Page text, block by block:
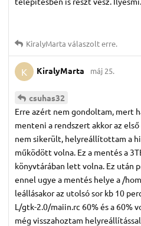
KiralyMarta válaszolt erre.
K KiralyMarta máj 25.
csuhas32
Erre azért nem gondoltam, mert
menteni a rendszert akkor az
nem sikerült, helyreállítottam a
működött volna. Ez a mentés a
könyvtárában lett volna. Ez után
ennel ugye a mentés helye a /
leállásakor az utolsó sor kb 10
L/gtk-2.0/maiin.rc 60% és a 60%
még visszahoztam